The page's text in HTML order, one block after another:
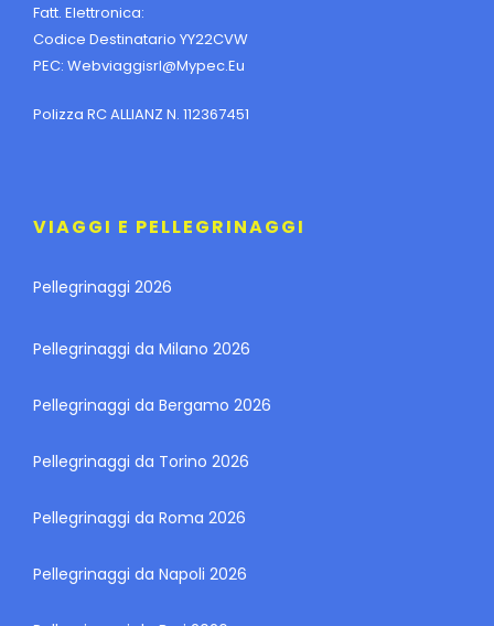
Fatt. Elettronica:
Codice Destinatario YY22CVW
PEC: Webviaggisrl@mypec.eu
Polizza RC ALLIANZ N. 112367451
VIAGGI E PELLEGRINAGGI
Pellegrinaggi 2026
Pellegrinaggi da Milano 2026
Pellegrinaggi da Bergamo 2026
Pellegrinaggi da Torino 2026
Pellegrinaggi da Roma 2026
Pellegrinaggi da Napoli 2026